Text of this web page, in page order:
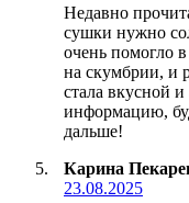
Недавно
сушки нужно
очень помогло
на скумбрии, и
стала вкусной
информацию,
дальше!
Карина
23.08.2025